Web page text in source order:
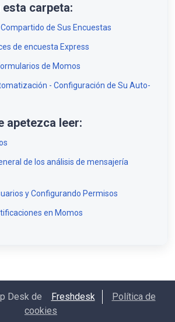
carpeta:
de Sus Encuestas
de encuesta Express
de Momos
- Configuración de Su Auto-
apetezca leer:
de los análisis de mensajería
y Configurando Permisos
en Momos
Desk de Freshdesk
Política de
cookies